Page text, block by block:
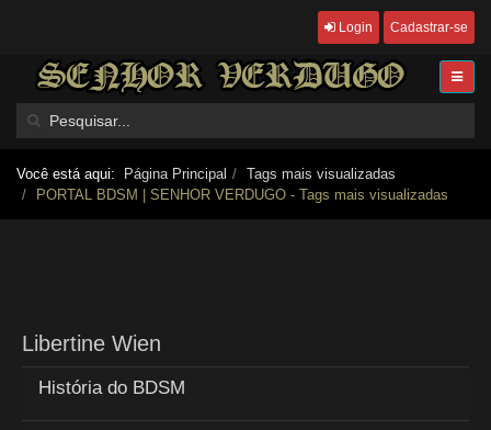
Login Cadastrar-se
Você está aqui: Página Principal
Tags mais visualizadas
PORTAL BDSM | SENHOR VERDUGO - Tags mais visualizadas
Libertine Wien
História do BDSM